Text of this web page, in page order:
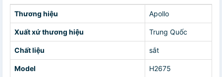
Thương hiệu Apollo
Xuất xứ thương hiệu Trung Quốc
Chất liệu sắt
Model H2675